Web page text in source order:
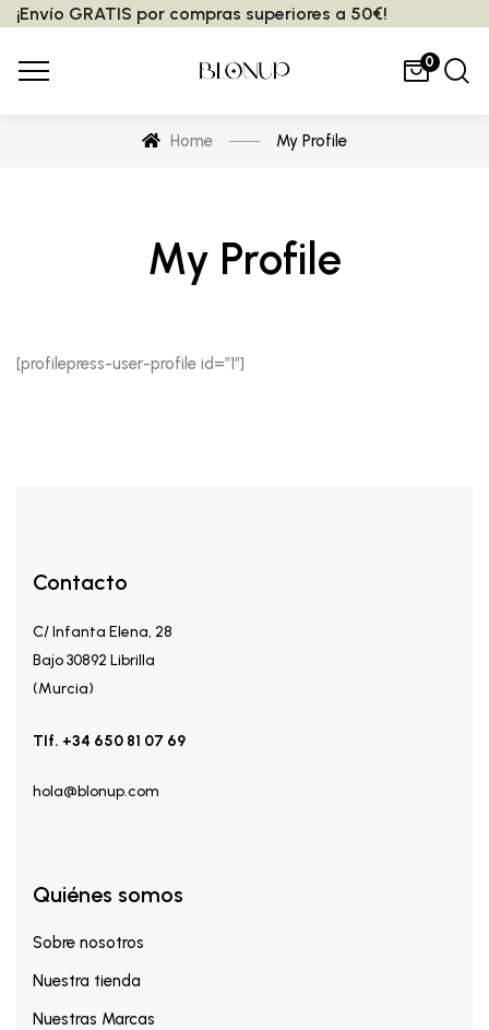
¡Envío GRATIS por compras superiores a 50€!
0
Home My Profile
My Profile
[profilepress-user-profile id=”1″]
Contacto
C/ Infanta Elena, 28
Bajo 30892 Librilla
(Murcia)
Tlf. +34 650 81 07 69
hola@blonup.com
Quiénes somos
Sobre nosotros
Nuestra tienda
Nuestras Marcas